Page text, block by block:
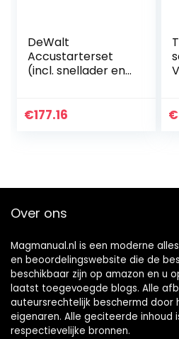
DeWalt
Accustarterset
(incl. snellader en
geheugeneffect
€177.16 €
Over ons
Magmanual.nl is een moderne
en beoordelingswebsite die de
beschikbaar zijn op amazon en u
laatst toegevoegde blogs. Alle
auteursrechtelijk beschermd door
eigenaren. Alle geciteerde inhoud
respectievelijke bronnen.